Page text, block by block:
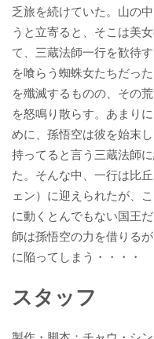
乏旅を続けていた。山の
うと立寄ると、そこは美
て、三蔵法師一行を歓待
を喰らう蜘蛛女たちだっ
を殲滅するものの、その
を怒鳴り散らす。あまり
めに、孫悟空は彼を始末
持ってると言う三蔵法師
た。そんな中、一行は比
ェン）に迎えられたが、
に動くとんでもない国王
師は孫悟空の力を借りる
に陥ってしまう・・・・
スタッフ